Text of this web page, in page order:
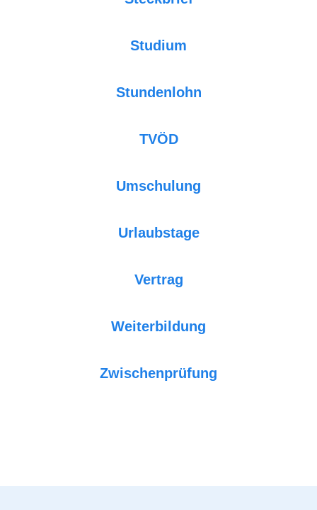
Studium
Stundenlohn
TVÖD
Umschulung
Urlaubstage
Vertrag
Weiterbildung
Zwischenprüfung